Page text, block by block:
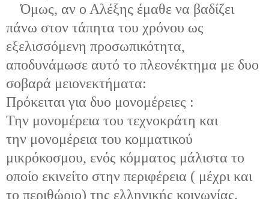
Όμως, αν ο Αλέξης έμαθε να βαδίζει
πάνω στον τάπητα του χρόνου ως
εξελισσόμενη προσωπικότητα,
αποδυνάμωσε αυτό το πλεονέκτημα με δυο
σοβαρά μειονεκτήματα:
Πρόκειται για δυο μονομέρειες :
Την μονομέρεια του τεχνοκράτη και
την μονομέρεια του κομματικού
μικρόκοσμου, ενός κόμματος μάλιστα το
οποίο εκινείτο στην περιφέρεια ( μέχρι και
το περιθώριο) της ελληνικής κοινωνίας.